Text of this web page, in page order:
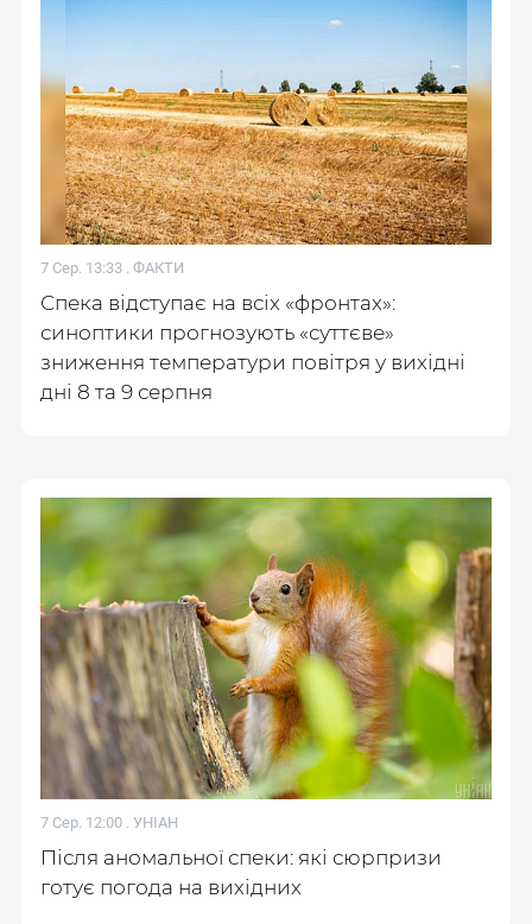
7 Сер. 13:33 . ФАКТИ
Спека відступає на всіх «фронтах»:
синоптики прогнозують «суттєве»
зниження температури повітря у вихідні
дні 8 та 9 серпня
7 Сер. 12:00 . УНІАН
Після аномальної спеки: які сюрпризи
готує погода на вихідних